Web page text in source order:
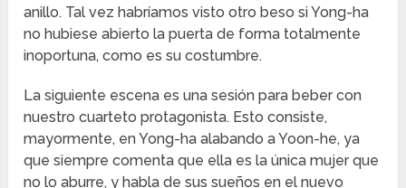
anillo. Tal vez habríamos visto otro beso si Yong-ha
no hubiese abierto la puerta de forma totalmente
inoportuna, como es su costumbre.
La siguiente escena es una sesión para beber con
nuestro cuarteto protagonista. Esto consiste,
mayormente, en Yong-ha alabando a Yoon-he, ya
que siempre comenta que ella es la única mujer que
no lo aburre, y habla de sus sueños en el nuevo